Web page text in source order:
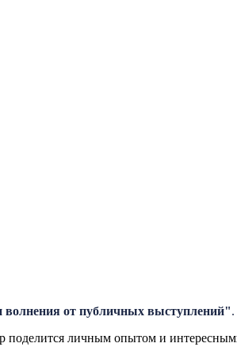
волнения от публичных выступлений".
поделится личным опытом и